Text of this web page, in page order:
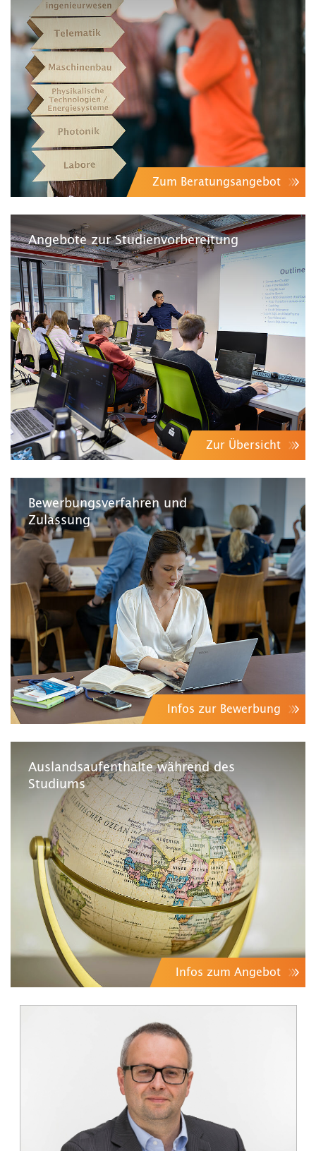
Zum Beratungsangebot
Angebote zur Studienvorbereitung
Zur Übersicht
Bewerbungsverfahren und
Zulassung
Infos zur Bewerbung
Auslandsaufenthalte während des
Studiums
Infos zum Angebot